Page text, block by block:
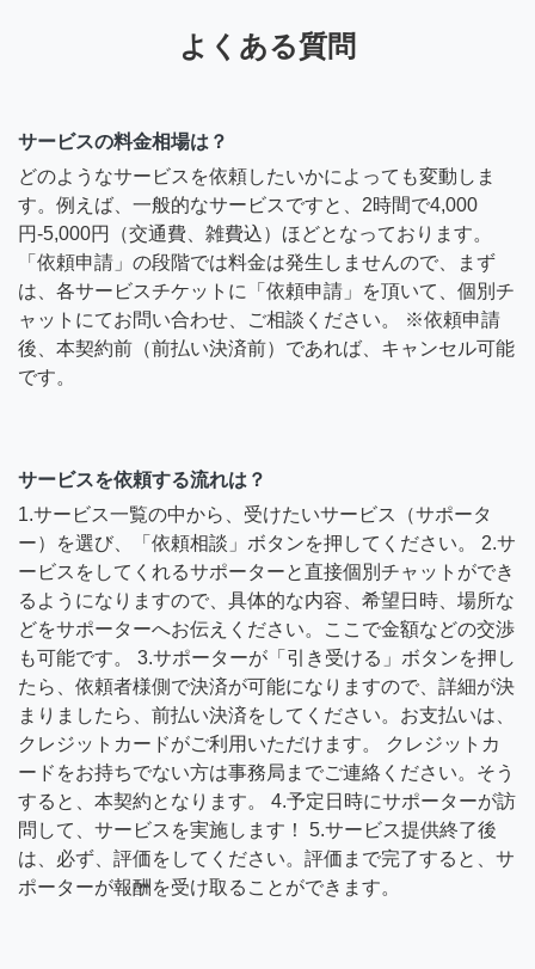
よくある質問
サービスの料金相場は？
どのようなサービスを依頼したいかによっても変動しま
す。例えば、一般的なサービスですと、2時間で4,000
円-5,000円（交通費、雑費込）ほどとなっております。
「依頼申請」の段階では料金は発生しませんので、まず
は、各サービスチケットに「依頼申請」を頂いて、個別チ
ャットにてお問い合わせ、ご相談ください。 ※依頼申請
後、本契約前（前払い決済前）であれば、キャンセル可能
です。
サービスを依頼する流れは？
1.サービス一覧の中から、受けたいサービス（サポータ
ー）を選び、「依頼相談」ボタンを押してください。 2.サ
ービスをしてくれるサポーターと直接個別チャットができ
るようになりますので、具体的な内容、希望日時、場所な
どをサポーターへお伝えください。ここで金額などの交渉
も可能です。 3.サポーターが「引き受ける」ボタンを押し
たら、依頼者様側で決済が可能になりますので、詳細が決
まりましたら、前払い決済をしてください。お支払いは、
クレジットカードがご利用いただけます。 クレジットカ
ードをお持ちでない方は事務局までご連絡ください。そう
すると、本契約となります。 4.予定日時にサポーターが訪
問して、サービスを実施します！ 5.サービス提供終了後
は、必ず、評価をしてください。評価まで完了すると、サ
ポーターが報酬を受け取ることができます。